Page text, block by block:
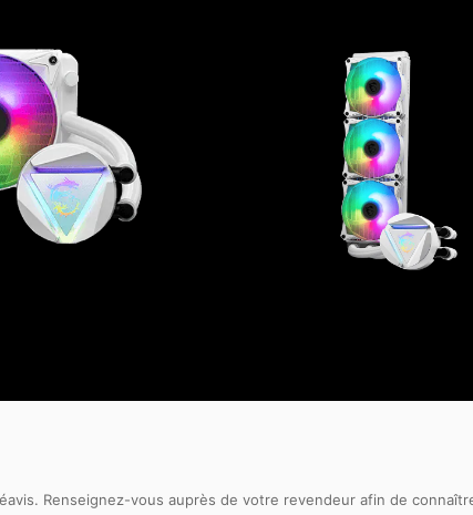
Renseignez-vous auprès de votre revendeur afin de